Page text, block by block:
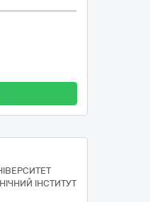
ІНСТИТУТ